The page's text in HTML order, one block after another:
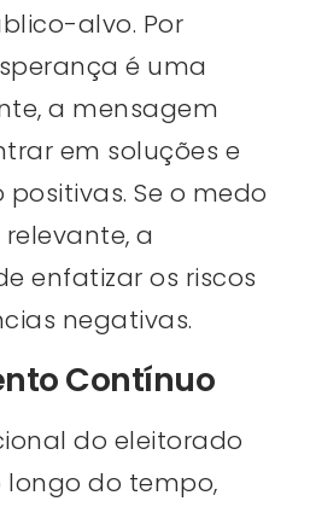
alvo. Por
é uma
a mensagem
em soluções e
Se o medo
a
enfatizar os riscos
negativas.
Contínuo
do eleitorado
longo do tempo,